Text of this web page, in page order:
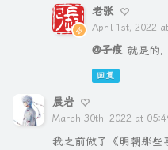
老张
April 1st, 2022
@子痕 就是的
回复
晨岩
March 30th, 2022 at
我之前做了《明朝那些